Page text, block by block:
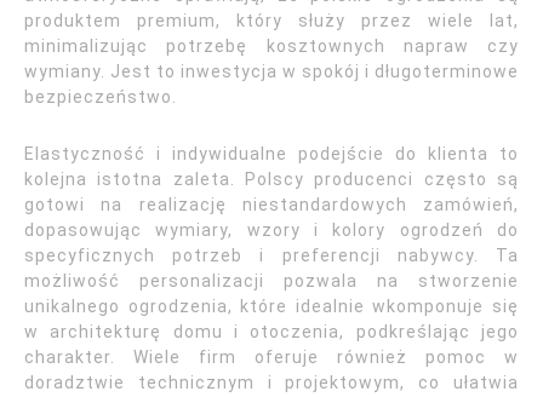
produktem premium, który służy przez wiele lat,
minimalizując potrzebę kosztownych napraw czy
wymiany. Jest to inwestycja w spokój i długoterminowe
bezpieczeństwo.
Elastyczność i indywidualne podejście do klienta to
kolejna istotna zaleta. Polscy producenci często są
gotowi na realizację niestandardowych zamówień,
dopasowując wymiary, wzory i kolory ogrodzeń do
specyficznych potrzeb i preferencji nabywcy. Ta
możliwość personalizacji pozwala na stworzenie
unikalnego ogrodzenia, które idealnie wkomponuje się
w architekturę domu i otoczenia, podkreślając jego
charakter. Wiele firm oferuje również pomoc w
doradztwie technicznym i projektowym, co ułatwia